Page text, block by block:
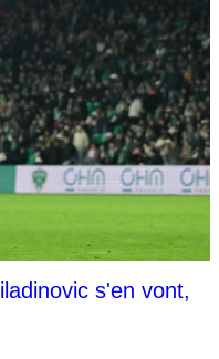
s'en vont,